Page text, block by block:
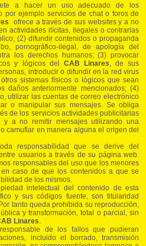
a hacer un uso adecuado de los
por ejemplo servicios de chat o foros de
ofrece a través de sus websites y a no
actividades ilícitas, ilegales o contrarias
(2) difundir contenidos o propaganda
pornográfico-ilegal, de apología del
los derechos humanos; (3) provocar
y lógicos del CAB Linares , de sus
introducir o difundir en la red virus
sistemas físicos o lógicos que sean
daños anteriormente mencionados; (4)
utilizar las cuentas de correo electrónico
o manipular sus mensajes. Se obliga
de los servicios actividades publicitarias
y a no remitir mensajes utilizando una
camuflar en manera alguna el origen del
responsabilidad que se derive del
usuarios a través de su página web.
responsables del uso que los menores
caso de que los contenidos a que se
de los mismos.
intelectual del contenido de esta
y sus códigos fuente, son titularidad
Por tanto queda prohibida su reproducción,
y transformación, total o parcial, sin
Linares
de los fallos que pudieran
incluido el borrado, transmisión